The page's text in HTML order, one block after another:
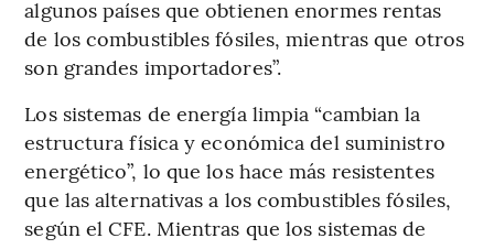
algunos países que obtienen enormes rentas
de los combustibles fósiles, mientras que otros
son grandes importadores”.
Los sistemas de energía limpia “cambian la
estructura física y económica del suministro
energético”, lo que los hace más resistentes
que las alternativas a los combustibles fósiles,
según el CFE. Mientras que los sistemas de